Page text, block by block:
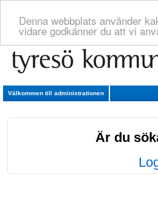
Denna webbplats använder
vidare godkänner du att vi
Välkommen till administrationen
Är du